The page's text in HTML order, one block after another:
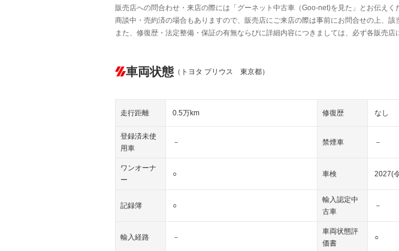
販売店への問合わせ・来店の際には「グーネット中古車（Goo-net)を見た」とお伝えく
商談中・売約済の場合もありますので、販売店にご来店の際は事前にお問合せの上、該
また、修復歴・法定整備・保証の有無ならびに詳細内容につきましては、必ず各販売店
車両状態 （トヨタ プリウス 東京都）
走行距離 0.5万km 修復歴 なし
登録済未使
用車
－ 禁煙車 －
ワンオーナ
ー
○ 車検 2027(
記録簿 ○
輸入認定中
古車
－
輸入経路 －
車両状態評
価書
○